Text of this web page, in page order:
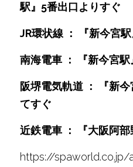
駅』5番出口よりすぐ
JR環状線 ： 『新今宮
南海電車 ： 『新今宮
阪堺電気軌道 ： 『新
てすぐ
近鉄電車 ： 『大阪阿
https://spaworld.co.jp/